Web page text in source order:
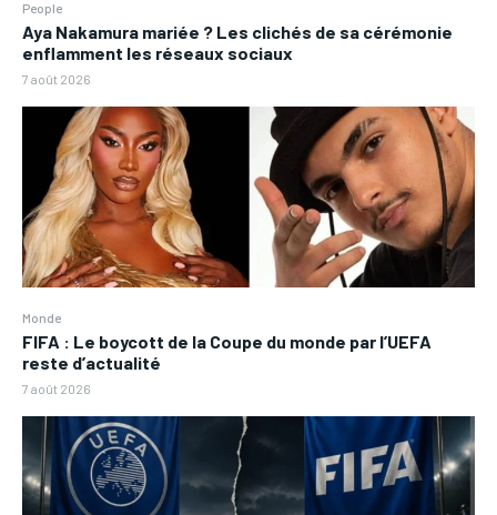
People
Aya Nakamura mariée ? Les clichés de sa cérémonie
enflamment les réseaux sociaux
7 août 2026
Monde
FIFA : Le boycott de la Coupe du monde par l’UEFA
reste d’actualité
7 août 2026